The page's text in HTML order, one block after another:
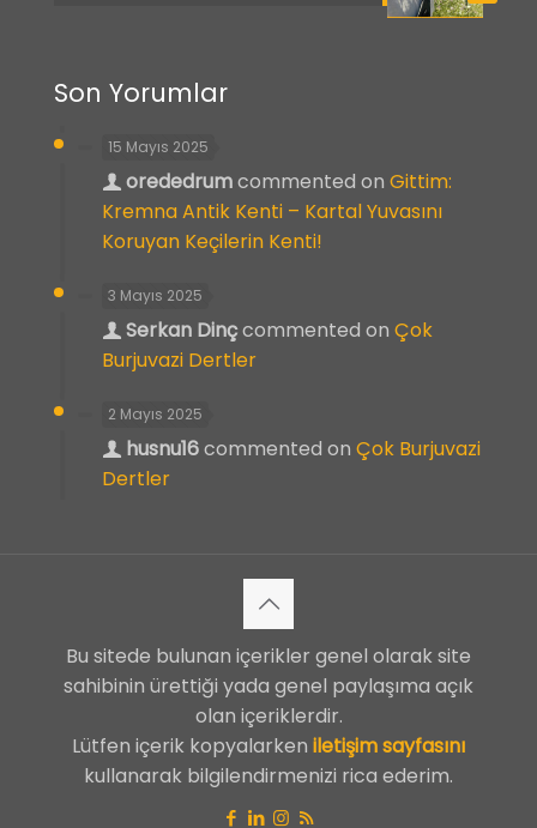
Son Yorumlar
15 Mayıs 2025
orededrumcommented on Gittim:
Kremna Antik Kenti – Kartal Yuvasını
Koruyan Keçilerin Kenti!
3 Mayıs 2025
Serkan Dinçcommented on Çok
Burjuvazi Dertler
2 Mayıs 2025
husnu16commented on Çok Burjuvazi
Dertler
Bu sitede bulunan içerikler genel olarak site
sahibinin ürettiği yada genel paylaşıma açık
olan içeriklerdir.
Lütfen içerik kopyalarken iletişim sayfasını
kullanarak bilgilendirmenizi rica ederim.